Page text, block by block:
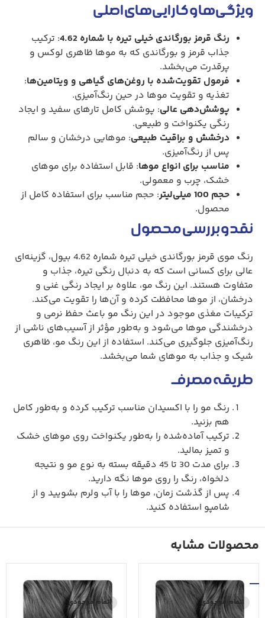
ویژگی‌ها و کارایی‌های اصلی
رنگ قرمز بورگاندی خیلی تیره با شماره 4.62
: ترکیب
جذاب قرمز و بورگاندی که به موها ظاهری لوکس و
پرقدرت می‌بخشد.
فرمول تقویت‌شده با روغن‌های گیاهی و ویتامین‌ها:
تغذیه و تقویت موها در حین رنگ‌آمیزی.
پوشش‌دهی عالی: پوشش کامل تارهای سفید و ایجاد
رنگی یکنواخت و طبیعی.
درخشش و براقیت طبیعی: موهایی درخشان و سالم
پس از رنگ‌آمیزی.
مناسب برای انواع موها: قابل استفاده برای موهای
خشک، چرب و معمولی.
حجم 100 میلی‌لیتر
: حجم مناسب برای استفاده کامل از
محصول.
نقد و بررسی محصول
رنگ موی قرمز بورگاندی خیلی تیره شماره 4.62 بیول، گزینه‌ای
عالی برای کسانی است که به دنبال رنگی تیره، جذاب و
متفاوت هستند. این رنگ مو، علاوه بر ایجاد رنگی غنی و
درخشان، از موها محافظت کرده و آن‌ها را تقویت می‌کند.
ترکیبات مغذی موجود در این رنگ مو باعث حفظ نرمی و
درخشندگی موها می‌شود و به‌طور مؤثر از آسیب‌های ناشی از
رنگ‌آمیزی جلوگیری می‌کند. استفاده از این رنگ مو، ظاهری
شیک و جذاب به موهای شما می‌بخشد.
طریقه مصرف
رنگ مو را با اکسیدان مناسب ترکیب کرده و به‌طور کامل
هم بزنید.
ترکیب آماده‌شده را به‌طور یکنواخت روی موهای خشک
و تمیز بمالید.
برای مدت 30 تا 45 دقیقه بسته به نوع مو و نتیجه
دلخواه، رنگ را روی موها نگه دارید.
پس از گذشت زمان، موها را با آب ولرم بشویید و از
شامپو استفاده کنید.
محصولات مشابه
اتمام موجودی اتمام موجودی